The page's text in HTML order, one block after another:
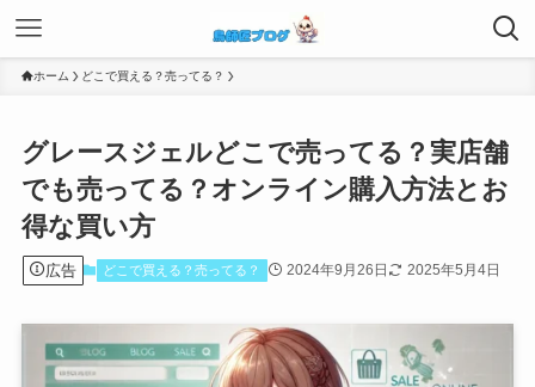
ホーム どこで買える？売ってる？
グレースジェルどこで売ってる？実店舗
でも売ってる？オンライン購入方法とお
得な買い方
広告 どこで買える？売ってる？ 2024年9月26日 2025年5月4日